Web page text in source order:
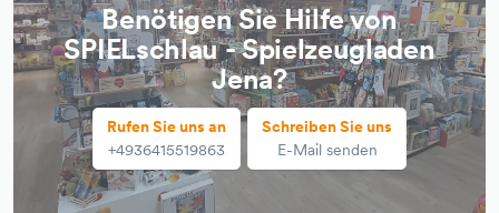
Benötigen Sie Hilfe von
SPIELschlau - Spielzeugladen
Jena?
Rufen Sie uns an
+4936415519863
Schreiben Sie uns
E-Mail senden